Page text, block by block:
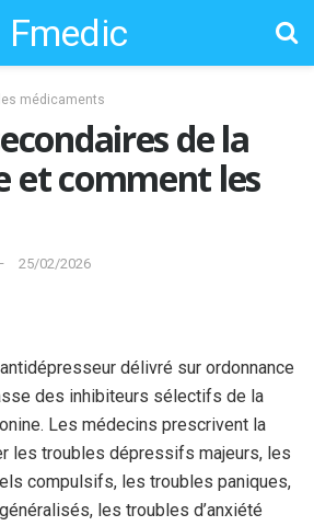
Fmedic
médicaments
de la
et comment les
25/02/2026
délivré sur ordonnance
des inhibiteurs sélectifs de la
Les médecins prescrivent la
les troubles dépressifs majeurs, les
compulsifs, les troubles paniques,
les troubles d’anxiété